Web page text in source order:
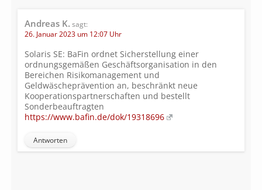
Andreas K. sagt:
26. Januar 2023 um 12:07 Uhr
Solaris SE: BaFin ordnet Sicherstellung einer
ordnungsgemäßen Geschäftsorganisation in den
Bereichen Risikomanagement und
Geldwäscheprävention an, beschränkt neue
Kooperationspartnerschaften und bestellt
Sonderbeauftragten
https://www.bafin.de/dok/19318696
Antworten